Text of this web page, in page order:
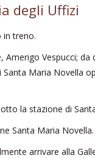
degli Uffizi
in treno.
Vespucci; da
Santa Maria Novella
la stazione di
Santa Maria Novella.
arrivare alla